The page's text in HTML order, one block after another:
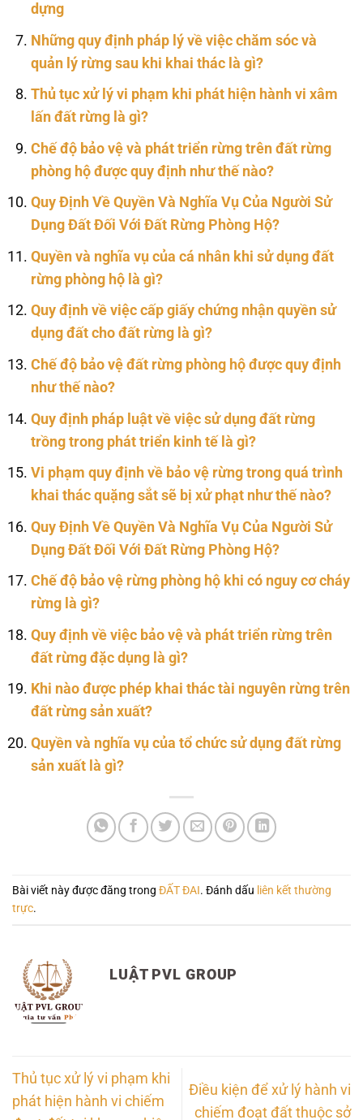
dựng
Những quy định pháp lý về việc chăm sóc và
quản lý rừng sau khi khai thác là gì?
Thủ tục xử lý vi phạm khi phát hiện hành vi xâm
lấn đất rừng là gì?
Chế độ bảo vệ và phát triển rừng trên đất rừng
phòng hộ được quy định như thế nào?
Quy Định Về Quyền Và Nghĩa Vụ Của Người Sử
Dụng Đất Đối Với Đất Rừng Phòng Hộ?
Quyền và nghĩa vụ của cá nhân khi sử dụng đất
rừng phòng hộ là gì?
Quy định về việc cấp giấy chứng nhận quyền sử
dụng đất cho đất rừng là gì?
Chế độ bảo vệ đất rừng phòng hộ được quy định
như thế nào?
Quy định pháp luật về việc sử dụng đất rừng
trồng trong phát triển kinh tế là gì?
Vi phạm quy định về bảo vệ rừng trong quá trình
khai thác quặng sắt sẽ bị xử phạt như thế nào?
Quy Định Về Quyền Và Nghĩa Vụ Của Người Sử
Dụng Đất Đối Với Đất Rừng Phòng Hộ?
Chế độ bảo vệ rừng phòng hộ khi có nguy cơ cháy
rừng là gì?
Quy định về việc bảo vệ và phát triển rừng trên
đất rừng đặc dụng là gì?
Khi nào được phép khai thác tài nguyên rừng trên
đất rừng sản xuất?
Quyền và nghĩa vụ của tổ chức sử dụng đất rừng
sản xuất là gì?
Bài viết này được đăng trong ĐẤT ĐAI. Đánh dấu liên kết thường
trực.
LUẬT PVL GROUP
Thủ tục xử lý vi phạm khi
phát hiện hành vi chiếm
Điều kiện để xử lý hành vi
chiếm đoạt đất thuộc sở